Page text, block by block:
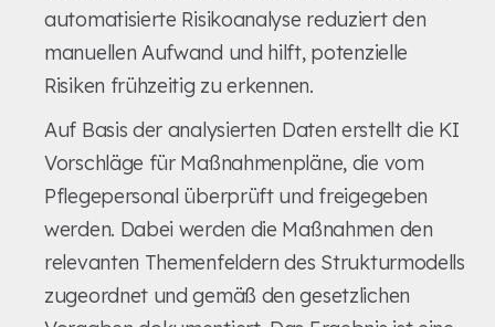
automatisierte Risikoanalyse reduziert den
manuellen Aufwand und hilft, potenzielle
Risiken frühzeitig zu erkennen.
Auf Basis der analysierten Daten erstellt die KI
Vorschläge für Maßnahmenpläne, die vom
Pflegepersonal überprüft und freigegeben
werden. Dabei werden die Maßnahmen den
relevanten Themenfeldern des Strukturmodells
zugeordnet und gemäß den gesetzlichen